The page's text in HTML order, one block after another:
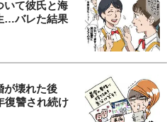
いて彼氏と海
…バレた結果
が壊れた後
復讐され続け